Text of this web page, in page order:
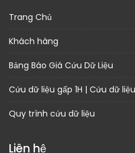
Trang Chủ
Khách hàng
Bảng Báo Giá Cứu Dữ Liệu
Cứu dữ liệu gấp 1H | Cứu dữ
Quy trình cứu dữ liệu
Liên hệ